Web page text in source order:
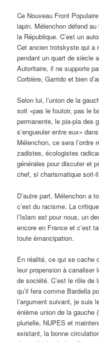
Ce Nouveau Front
lapin. Mélenchon défend
la République. C’est un
Cet ancien trotskyste qui a
pendant un quart de siècle
Autoritaire, il ne supporte
Corbière, Garrido et bien
Selon lui, l’union de la
soit «pas le foutoir, pas le
permanente, le pia-pia des
s’engueuler entre eux»
Mélenchon, ce sera l’ordre
zadistes, écologistes
générales pour discuter et
chef, si charismatique soit-
D’autre part, Mélenchon a
c’est du racisme. La
l’Islam est pour nous, un
encore en France et c’est
toute émancipation.
En réalité, ce qui se cache
leur propension à canaliser
de société. C’est le rôle de
qu’il fera comme Bardella
l’argument suivant, je suis
énième union de la gauche
plurielle, NUPES et
existant, la bonne